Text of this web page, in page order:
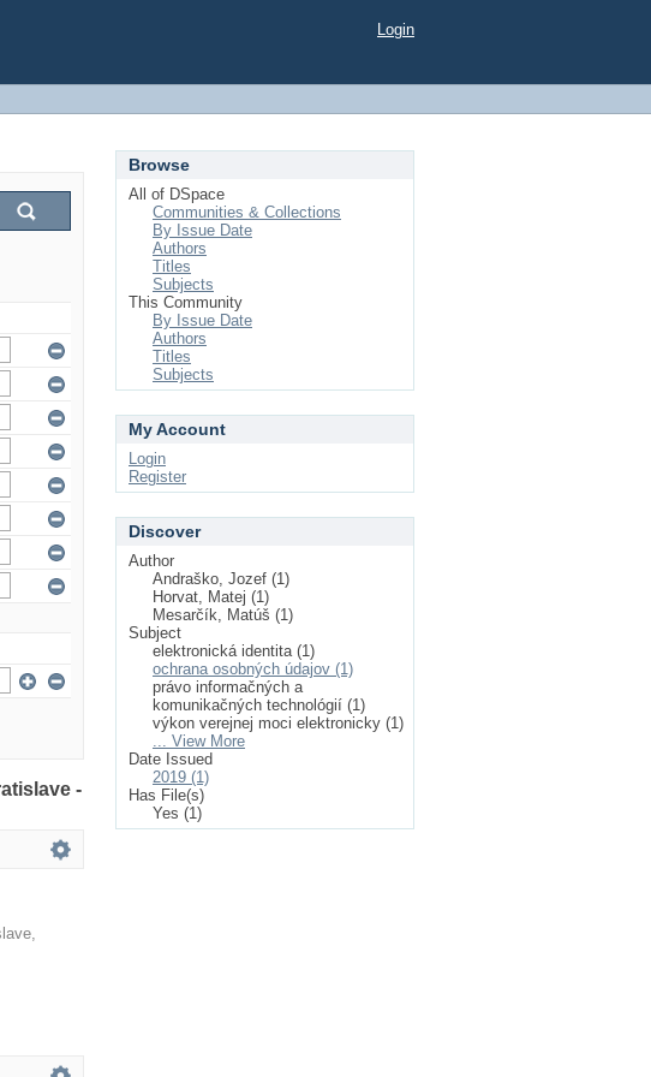
Login
-
Browse
All of DSpace
Communities & Collections
By Issue Date
Authors
Titles
Subjects
This Community
By Issue Date
Authors
Titles
Subjects
My Account
Login
Register
Discover
Author
Andraško, Jozef (1)
Horvat, Matej (1)
Mesarčík, Matúš (1)
Subject
elektronická identita (1)
ochrana osobných údajov (1)
právo informačných a
komunikačných technológií (1)
výkon verejnej moci elektronicky (1)
... View More
Date Issued
2019 (1)
Has File(s)
Yes (1)